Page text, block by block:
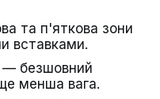
та п'яткова зони
вставками.
— безшовний
менша вага.